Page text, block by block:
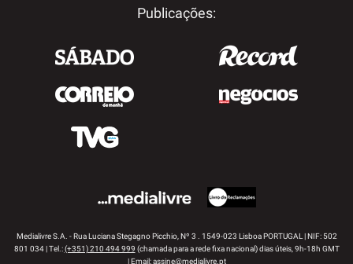
Publicações:
Medialivre S.A. - Rua Luciana Stegagno Picchio, Nº 3 . 1549-023 Lisboa PORTUGAL | NIF: 502
801 034 | Tel.:(+351) 210 494 999 (chamada para a rede fixa nacional) dias úteis, 9h-18h GMT
| Email:assine@medialivre.pt